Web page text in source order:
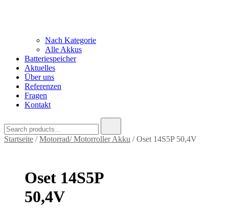
Nach Kategorie
Alle Akkus
Batteriespeicher
Aktuelles
Über uns
Referenzen
Fragen
Kontakt
for:
Startseite /Motorrad/ Motorroller Akku / Oset 14S5P 50,4V
Oset 14S5P
50,4V